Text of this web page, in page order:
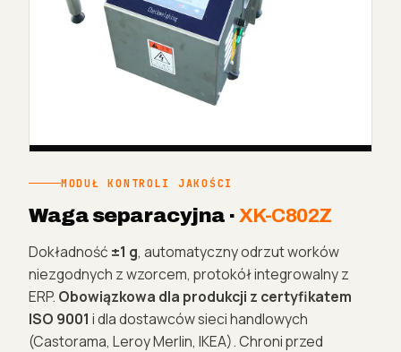
MODUŁ KONTROLI JAKOŚCI
Waga separacyjna · XK-C802Z
Dokładność ±1 g, automatyczny odrzut worków
niezgodnych z wzorcem, protokół integrowalny z
ERP. Obowiązkowa dla produkcji z certyfikatem
ISO 9001 i dla dostawców sieci handlowych
(Castorama, Leroy Merlin, IKEA). Chroni przed